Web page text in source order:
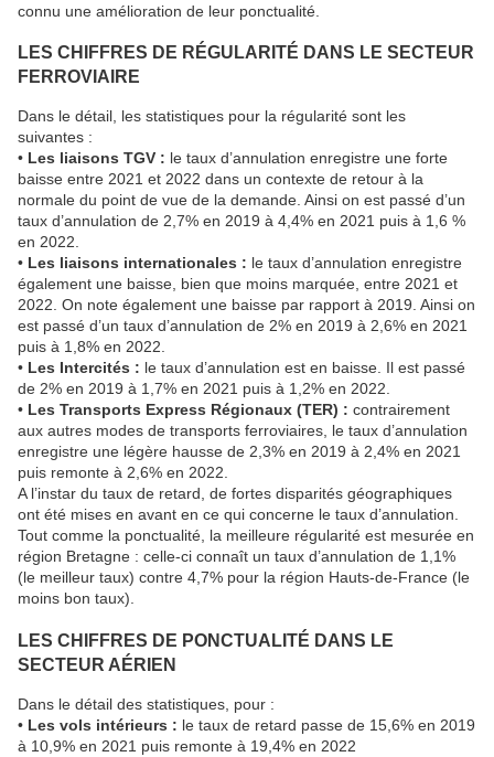
connu une amélioration de leur ponctualité.
LES CHIFFRES DE RÉGULARITÉ DANS LE SECTEUR
FERROVIAIRE
Dans le détail, les statistiques pour la régularité sont les
suivantes :
• Les liaisons TGV : le taux d’annulation enregistre une forte
baisse entre 2021 et 2022 dans un contexte de retour à la
normale du point de vue de la demande. Ainsi on est passé d’un
taux d’annulation de 2,7% en 2019 à 4,4% en 2021 puis à 1,6 %
en 2022.
• Les liaisons internationales : le taux d’annulation enregistre
également une baisse, bien que moins marquée, entre 2021 et
2022. On note également une baisse par rapport à 2019. Ainsi on
est passé d’un taux d’annulation de 2% en 2019 à 2,6% en 2021
puis à 1,8% en 2022.
• Les Intercités : le taux d’annulation est en baisse. Il est passé
de 2% en 2019 à 1,7% en 2021 puis à 1,2% en 2022.
• Les Transports Express Régionaux (TER) : contrairement
aux autres modes de transports ferroviaires, le taux d’annulation
enregistre une légère hausse de 2,3% en 2019 à 2,4% en 2021
puis remonte à 2,6% en 2022.
A l’instar du taux de retard, de fortes disparités géographiques
ont été mises en avant en ce qui concerne le taux d’annulation.
Tout comme la ponctualité, la meilleure régularité est mesurée en
région Bretagne : celle-ci connaît un taux d’annulation de 1,1%
(le meilleur taux) contre 4,7% pour la région Hauts-de-France (le
moins bon taux).
LES CHIFFRES DE PONCTUALITÉ DANS LE
SECTEUR AÉRIEN
Dans le détail des statistiques, pour :
• Les vols intérieurs : le taux de retard passe de 15,6% en 2019
à 10,9% en 2021 puis remonte à 19,4% en 2022